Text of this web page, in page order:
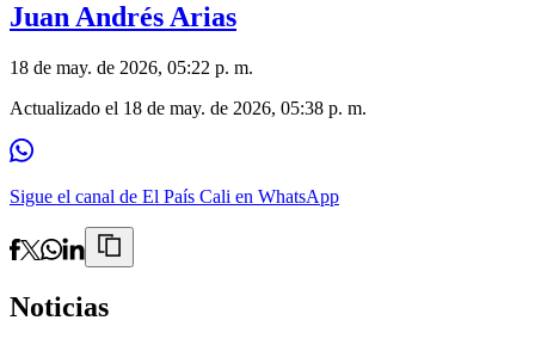
Juan Andrés Arias
18 de may. de 2026, 05:22 p. m.
Actualizado el 18 de may. de 2026, 05:38 p. m.
Sigue el canal de El País Cali en WhatsApp
Noticias